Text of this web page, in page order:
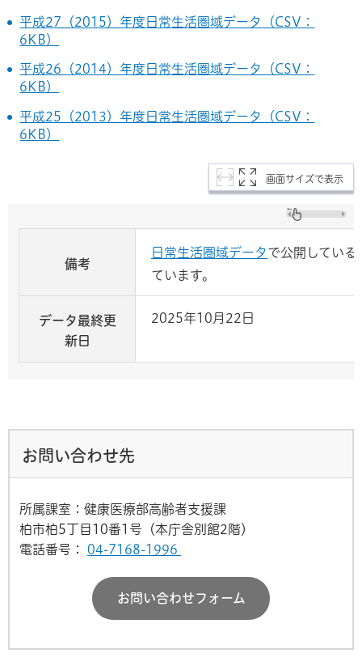
平成27（2015）年度日常生活圏域データ（CSV：
6KB）
平成26（2014）年度日常生活圏域データ（CSV：
6KB）
平成25（2013）年度日常生活圏域データ（CSV：
6KB）
画面サイズで表示
備考
日常生活圏域データで公開している
ています。
データ最終更
新日
2025年10月22日
お問い合わせ先
所属課室：健康医療部高齢者支援課
柏市柏5丁目10番1号（本庁舎別館2階）
電話番号：
04-7168-1996
お問い合わせフォーム